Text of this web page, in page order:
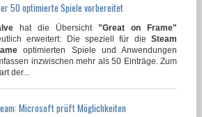
50 optimierte Spiele vorbereitet
hat die Übersicht "Great on Frame"
erweitert: Die speziell für die Steam
optimierten Spiele und Anwendungen
inzwischen mehr als 50 Einträge. Zum
der...
Microsoft prüft Möglichkeiten